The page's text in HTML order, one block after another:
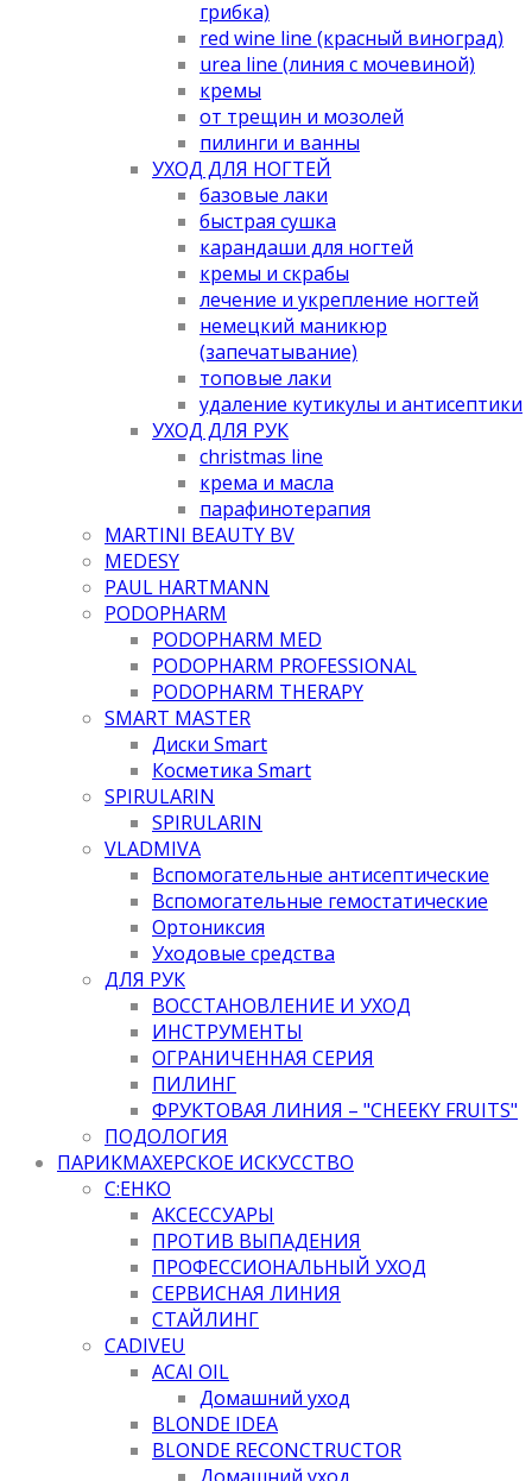
грибка)
red wine line (красный виноград)
urea line (линия с мочевиной)
кремы
от трещин и мозолей
пилинги и ванны
УХОД ДЛЯ НОГТЕЙ
базовые лаки
быстрая сушка
карандаши для ногтей
кремы и скрабы
лечение и укрепление ногтей
немецкий маникюр
(запечатывание)
топовые лаки
удаление кутикулы и антисептики
УХОД ДЛЯ РУК
christmas line
крема и масла
парафинотерапия
MARTINI BEAUTY BV
MEDESY
PAUL HARTMANN
PODOPHARM
PODOPHARM MED
PODOPHARM PROFESSIONAL
PODOPHARM THERAPY
SMART MASTER
Диски Smart
Косметика Smart
SPIRULARIN
SPIRULARIN
VLADMIVA
Вспомогательные антисептические
Вспомогательные гемостатические
Ортониксия
Уходовые средства
ДЛЯ РУК
ВОССТАНОВЛЕНИЕ И УХОД
ИНСТРУМЕНТЫ
ОГРАНИЧЕННАЯ СЕРИЯ
ПИЛИНГ
ФРУКТОВАЯ ЛИНИЯ – "CHEEKY FRUITS"
ПОДОЛОГИЯ
ПАРИКМАХЕРСКОЕ ИСКУССТВО
C:EHKO
АКСЕССУАРЫ
ПРОТИВ ВЫПАДЕНИЯ
ПРОФЕССИОНАЛЬНЫЙ УХОД
СЕРВИСНАЯ ЛИНИЯ
СТАЙЛИНГ
CADIVEU
ACAI OIL
Домашний уход
BLONDE IDEA
BLONDE RECONCTRUCTOR